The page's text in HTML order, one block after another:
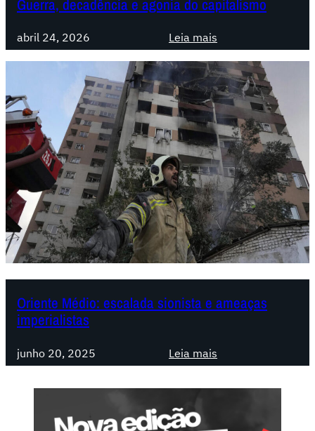
Guerra, decadência e agonia do capitalismo
abril 24, 2026 Leia mais
G
u
e
r
r
a
,
d
e
c
a
d
ê
n
c
a
g
Oriente Médio: escalada sionista e ameaças
imperialistas
junho 20, 2025 Leia mais
O
r